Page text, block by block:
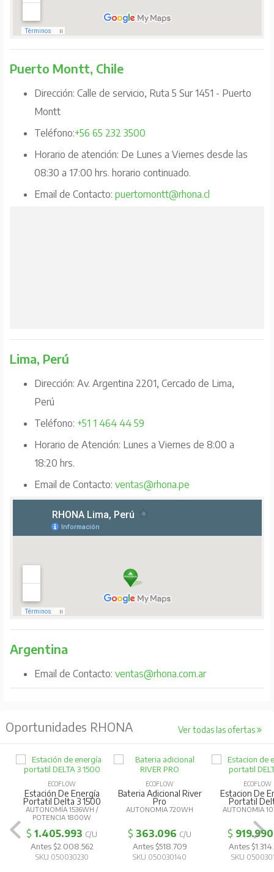
Puerto Montt, Chile
Dirección: Calle de servicio, Ruta 5 Sur 1451 - Puerto
Montt
Teléfono:+56 65 232 3500
Horario de atención: De Lunes a Viernes desde las
08:30 a 17:00 hrs. horario continuado.
Email de Contacto: puertomontt@rhona.cl
Lima, Perú
Dirección: Av. Argentina 2201, Cercado de Lima,
Perú
Teléfono: +51 1 464 44 59
Horario de Atención: Lunes a Viernes de 8:00 a
18:20 hrs.
Email de Contacto: ventas@rhona.pe
Argentina
Email de Contacto: ventas@rhona.com.ar
Oportunidades RHONA Ver todas las ofertas
River
720WH
C/U
Estacion De Energia
Portatil Delta 2
AUTONOMIA 1024WH
$919.990
Antes $1.314.272
SKU 050030170
Panel Solar Plegable
110W
$274.866
Antes $392.665
SKU 050030370
$